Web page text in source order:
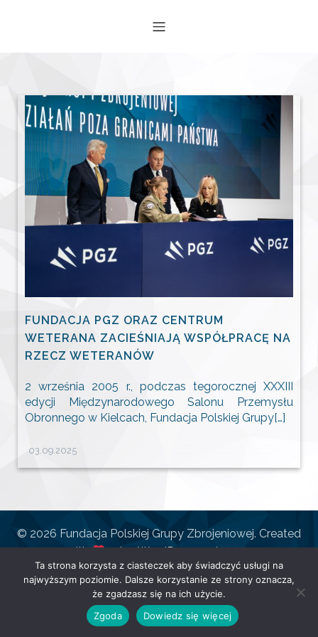
FUNDACJA PGZ ORAZ CENTRUM
WETERANA ZACIEŚNIAJĄ WSPÓŁPRACĘ NA
RZECZ WETERANÓW
2 września 2005 r., podczas tegorocznej XXXIII
edycji Międzynarodowego Salonu Przemysłu
Obronnego w Kielcach, Fundacja Polskiej Grupy[…]
03.09.2025
© 2026 Fundacja Polskiej Grupy Zbrojeniowej. Created
with
using WordPress andKubio
Ta strona korzysta z ciasteczek aby świadczyć usługi na
najwyższym poziomie. Dalsze korzystanie ze strony oznacza,
że zgadzasz się na ich użycie.
Zgoda
Dowiedz się więcej